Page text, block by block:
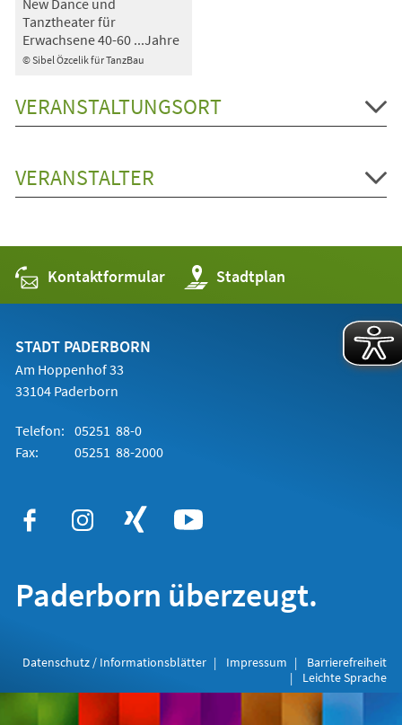
© Sibel Özcelik für TanzBau
New Dance und
Tanztheater für
Erwachsene 40-60 ...Jahre
VERANSTALTUNGSORT
VERANSTALTER
Kontaktformular Stadtplan
(Öffnet
in
einem
STADT PADERBORN
Am Hoppenhof 33
33104 Paderborn
Telefon: 05251 88-0
Fax:
05251 88-2000
Paderborn überzeugt.
Datenschutz / Informationsblätter Impressum
Barrierefreiheit
Leichte Sprache